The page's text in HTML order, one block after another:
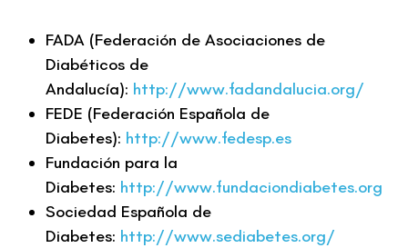
FADA (Federación de Asociaciones de
Diabéticos de
Andalucía): http://www.fadandalucia.org/
FEDE (Federación Española de
Diabetes): http://www.fedesp.es
Fundación para la
Diabetes: http://www.fundaciondiabetes.org
Sociedad Española de
Diabetes: http://www.sediabetes.org/